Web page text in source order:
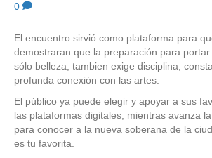
0
El encuentro sirvió como plataforma para
demostraran que la preparación para
sólo belleza, tambien exige disciplina,
profunda conexión con las artes.
El público ya puede elegir y apoyar a sus
las plataformas digitales, mientras avanza
para conocer a la nueva soberana de la
es tu favorita.